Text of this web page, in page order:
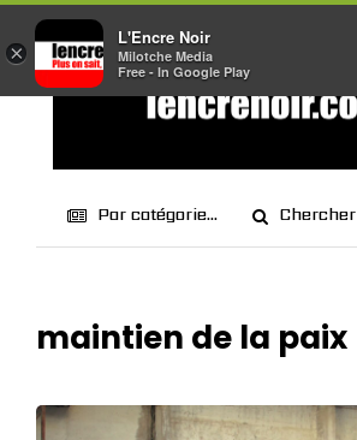
Par catégorie... Chercher
maintien de la paix
×
L'Encre Noir
Milotche Media
Free - In Google Play